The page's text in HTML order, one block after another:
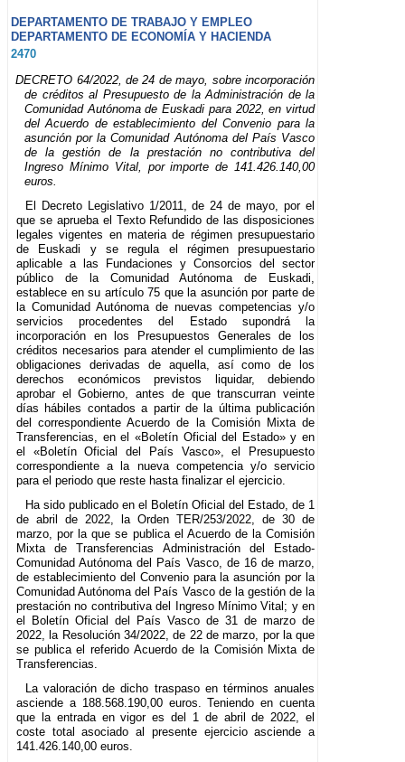
DEPARTAMENTO DE TRABAJO Y EMPLEO
DEPARTAMENTO DE ECONOMÍA Y HACIENDA
2470
DECRETO 64/2022, de 24 de mayo, sobre incorporación
de créditos al Presupuesto de la Administración de la
Comunidad Autónoma de Euskadi para 2022, en virtud
del Acuerdo de establecimiento del Convenio para la
asunción por la Comunidad Autónoma del País Vasco
de la gestión de la prestación no contributiva del
Ingreso Mínimo Vital, por importe de 141.426.140,00
euros.
El Decreto Legislativo 1/2011, de 24 de mayo, por el
que se aprueba el Texto Refundido de las disposiciones
legales vigentes en materia de régimen presupuestario
de Euskadi y se regula el régimen presupuestario
aplicable a las Fundaciones y Consorcios del sector
público de la Comunidad Autónoma de Euskadi,
establece en su artículo 75 que la asunción por parte de
la Comunidad Autónoma de nuevas competencias y/o
servicios procedentes del Estado supondrá la
incorporación en los Presupuestos Generales de los
créditos necesarios para atender el cumplimiento de las
obligaciones derivadas de aquella, así como de los
derechos económicos previstos liquidar, debiendo
aprobar el Gobierno, antes de que transcurran veinte
días hábiles contados a partir de la última publicación
del correspondiente Acuerdo de la Comisión Mixta de
Transferencias, en el «Boletín Oficial del Estado» y en
el «Boletín Oficial del País Vasco», el Presupuesto
correspondiente a la nueva competencia y/o servicio
para el periodo que reste hasta finalizar el ejercicio.
Ha sido publicado en el Boletín Oficial del Estado, de 1
de abril de 2022, la Orden TER/253/2022, de 30 de
marzo, por la que se publica el Acuerdo de la Comisión
Mixta de Transferencias Administración del Estado-
Comunidad Autónoma del País Vasco, de 16 de marzo,
de establecimiento del Convenio para la asunción por la
Comunidad Autónoma del País Vasco de la gestión de la
prestación no contributiva del Ingreso Mínimo Vital; y en
el Boletín Oficial del País Vasco de 31 de marzo de
2022, la Resolución 34/2022, de 22 de marzo, por la que
se publica el referido Acuerdo de la Comisión Mixta de
Transferencias.
La valoración de dicho traspaso en términos anuales
asciende a 188.568.190,00 euros. Teniendo en cuenta
que la entrada en vigor es del 1 de abril de 2022, el
coste total asociado al presente ejercicio asciende a
141.426.140,00 euros.